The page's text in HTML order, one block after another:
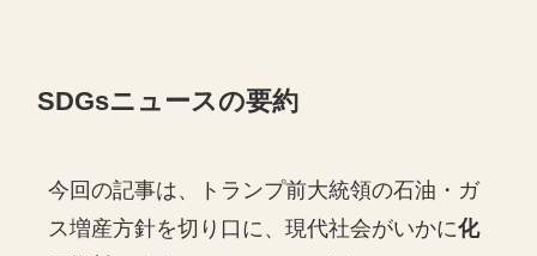
SDGsニュースの要約
今回の記事は、トランプ前大統領の石油・ガ
ス増産方針を切り口に、現代社会がいかに化